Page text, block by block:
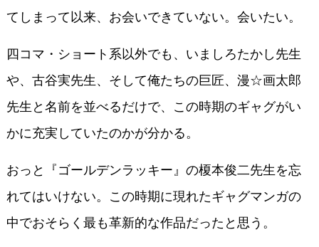
てしまって以来、お会いできていない。会いたい。
四コマ・ショート系以外でも、いましろたかし先生
や、古谷実先生、そして俺たちの巨匠、漫☆画太郎
先生と名前を並べるだけで、この時期のギャグがい
かに充実していたのかが分かる。
おっと『ゴールデンラッキー』の榎本俊二先生を忘
れてはいけない。この時期に現れたギャグマンガの
中でおそらく最も革新的な作品だったと思う。